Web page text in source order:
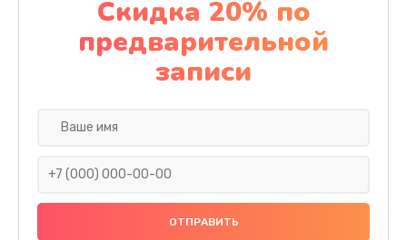
1100 руб.
Заказать
Замена праймера
1000 руб.
Скидка 20% по
предварительной
записи